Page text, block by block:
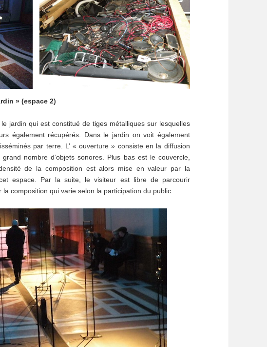
» (espace 2)
jardin qui est constitué de tiges métalliques sur lesquelles
également récupérés. Dans le jardin on voit également
par terre. L’ « ouverture » consiste en la diffusion
nombre d’objets sonores. Plus bas est le couvercle,
de la composition est alors mise en valeur par la
espace. Par la suite, le visiteur est libre de parcourir
la composition qui varie selon la participation du public.